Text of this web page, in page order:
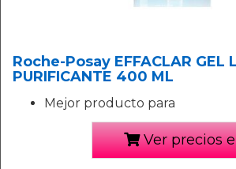
Roche-Posay EFFACLAR GEL
PURIFICANTE 400 ML
Mejor producto para
Ver precios